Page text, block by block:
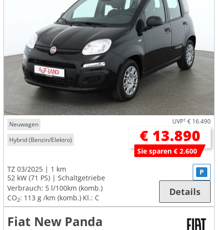
Neuwagen
Hybrid (Benzin/Elektro)
UVP1 € 16.490
€ 13.890
Sie sparen € 2.600
TZ 03/2025
1 km
52 kW (71 PS)
Schaltgetriebe
Verbrauch: 5 l/100km (komb.)
CO2: 113 g /km (komb.) Kl.: C
P
Details
Fiat New Panda